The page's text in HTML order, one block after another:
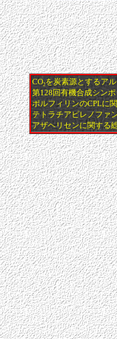
CO2を炭素源とするア
第128回有機合成シン
ポルフィリンのCPLに
テトラチアピレノファ
アザヘリセンに関する